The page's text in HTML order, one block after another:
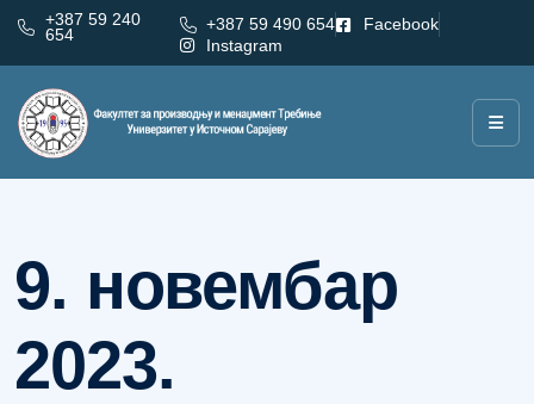
+387 59 240
654
+387 59 490 654
Facebook
Instagram
Дан:
9. новембар
2023.